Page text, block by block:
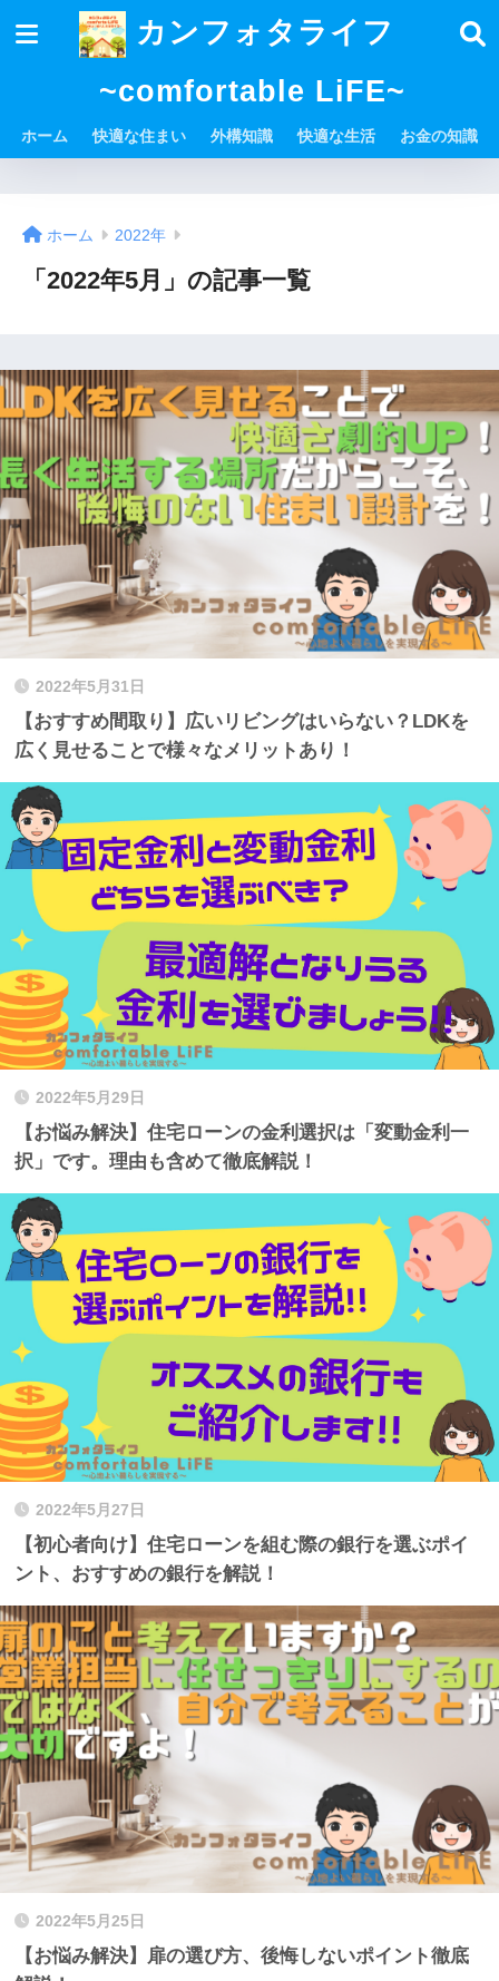
カンフォタライフ
~comfortable LiFE~
ホーム 快適な住まい 外構知識 快適な生活 お金の知識
ホーム 2022年
「2022年5月」の記事一覧
2022年5月31日
【おすすめ間取り】広いリビングはいらない？LDKを
広く見せることで様々なメリットあり！
2022年5月29日
【お悩み解決】住宅ローンの金利選択は「変動金利一
択」です。理由も含めて徹底解説！
2022年5月27日
【初心者向け】住宅ローンを組む際の銀行を選ぶポイ
ント、おすすめの銀行を解説！
2022年5月25日
【お悩み解決】扉の選び方、後悔しないポイント徹底